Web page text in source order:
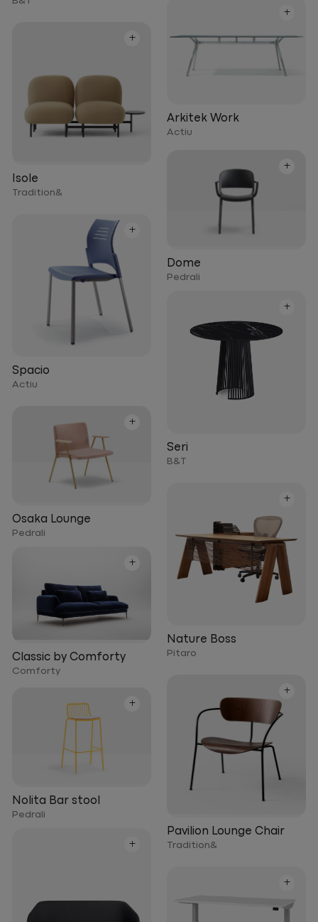
+
Arkitek Work
Actiu
+
Isole
Tradition&
+
Dome
Pedrali
+
Spacio
Actiu
+
Seri
B&T
+
Osaka Lounge
Pedrali
+
Nature Boss
Pitaro
+
Classic by Comforty
Comforty
+
Pavilion Lounge Chair
Tradition&
+
Nolita Bar stool
Pedrali
+
+